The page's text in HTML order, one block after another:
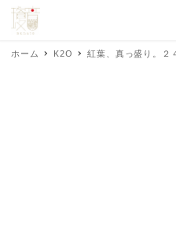
ホーム K2O 紅葉、真っ盛り。２